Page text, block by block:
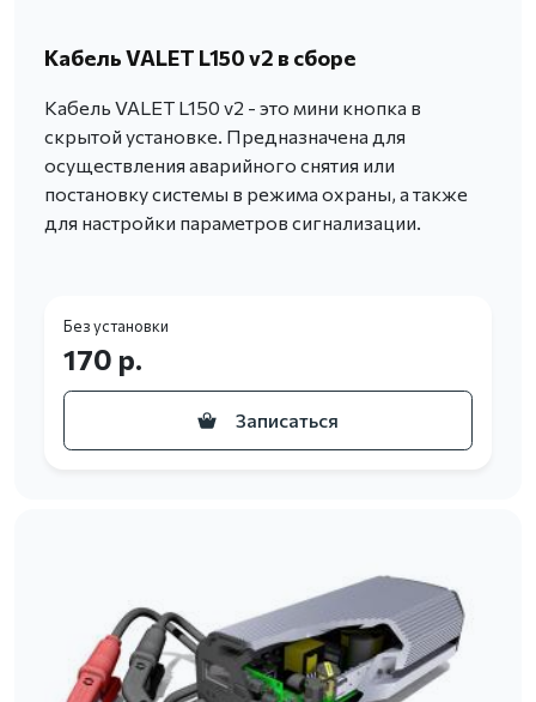
Кабель VALET L150 v2 в сборе
Кабель VALET L150 v2 - это мини кнопка в
скрытой установке. Предназначена для
осуществления аварийного снятия или
постановку системы в режима охраны, а также
для настройки параметров сигнализации.
Без установки
170 р.
Записаться